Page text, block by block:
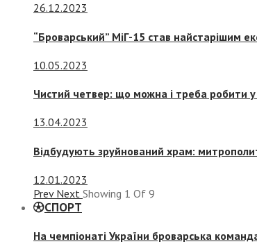
26.12.2023
“Броварський” МіГ-15 став найстарішим
10.05.2023
Чистий четвер: що можна і треба робити
13.04.2023
Відбудують зруйнований храм:
12.01.2023
Prev Next Showing 1 Of 9
СПОРТ
На чемпіонаті України броварська